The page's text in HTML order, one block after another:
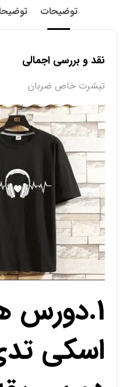
توضیحات
نقد و بررسی اجمالی
تیشرت خاص ضربان
1.دورس
اسکی